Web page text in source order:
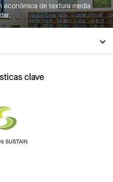
económica de textura media
clave
SUSTAIN